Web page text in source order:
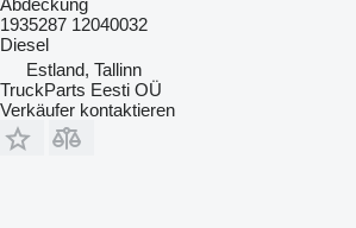
Abdeckung
1935287 12040032
Diesel
Estland, Tallinn
TruckParts Eesti OÜ
Verkäufer kontaktieren